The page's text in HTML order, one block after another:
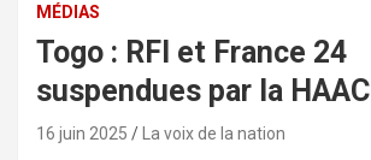
MÉDIAS
Togo : RFI et France 24
suspendues par la HAAC
16 juin 2025 La voix de la nation